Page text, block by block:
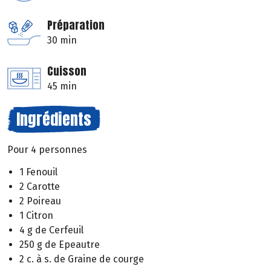
Préparation
30 min
Cuisson
45 min
Ingrédients
Pour 4 personnes
1 Fenouil
2 Carotte
2 Poireau
1 Citron
4 g de Cerfeuil
250 g de Epeautre
2 c. à s. de Graine de courge